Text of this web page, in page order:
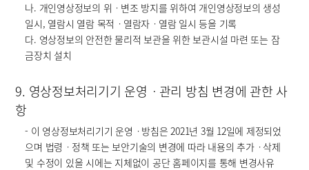
나. 개인영상정보의 위ㆍ변조 방지를 위하여 개인영상정보의 생성
일시, 열람시 열람 목적ㆍ열람자ㆍ열람 일시 등을 기록
다. 영상정보의 안전한 물리적 보관을 위한 보관시설 마련 또는 잠
금장치 설치
9. 영상정보처리기기 운영ㆍ관리 방침 변경에 관한 사
항
- 이 영상정보처리기기 운영ㆍ방침은 2021년 3월 12일에 제정되었
으며 법령ㆍ정책 또는 보안기술의 변경에 따라 내용의 추가ㆍ삭제
및 수정이 있을 시에는 지체없이 공단 홈페이지를 통해 변경사유